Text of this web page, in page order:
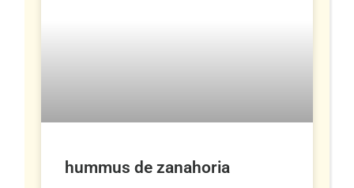
hummus de zanahoria